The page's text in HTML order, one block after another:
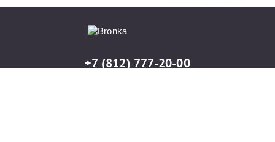
+7 (812) 777-20-00